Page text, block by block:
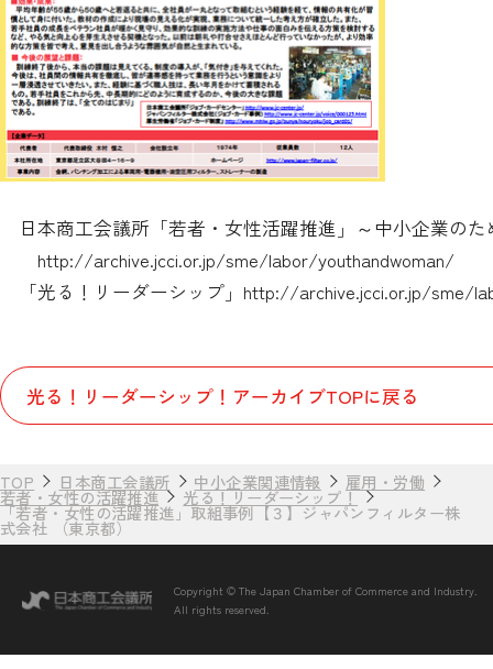
日本商工会議所「若者・女性活躍推進」～中小企業の
http://archive.jcci.or.jp/sme/labor/youthandwoman/
「光る！リーダーシップ」 http://archive.jcci.or.jp/sme/
光る！リーダーシップ！アーカイブTOPに戻る
TOP 日本商工会議所 中小企業関連情報 雇用・労働
若者・女性の活躍推進 光る！リーダーシップ！
「若者・女性の活躍推進」取組事例【３】ジャパンフィルター株
式会社 （東京都）
Copyright © The Japan Chamber of Commerce and Industry.
All rights reserved.